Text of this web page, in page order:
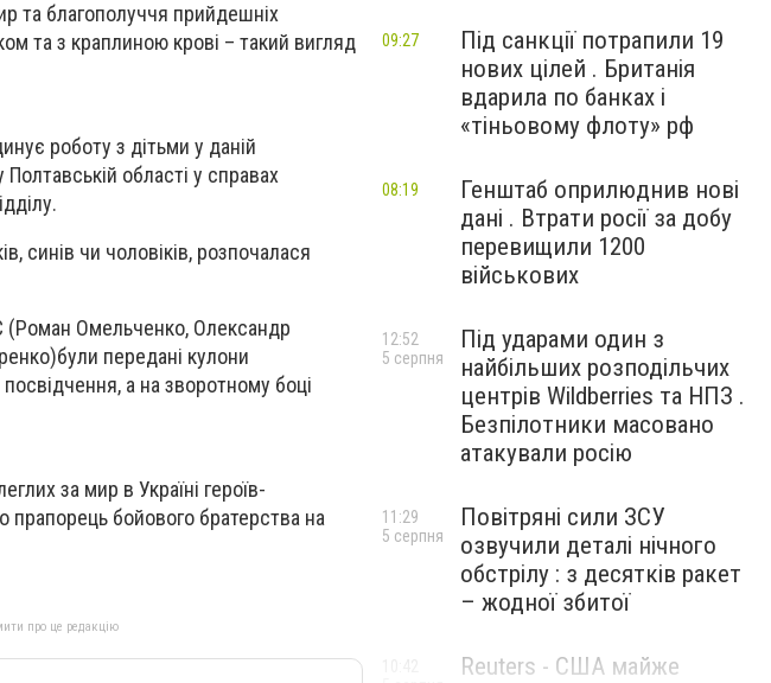
та благополуччя прийдешніх
та з краплиною крові – такий вигляд
роботу з дітьми у даній
Полтавській області у справах
синів чи чоловіків, розпочалася
(Роман Омельченко, Олександр
передані кулони
а на зворотному боці
за мир в Україні героїв-
прапорець бойового братерства на
про це редакцію
Під санкції потрапили 19
нових цілей . Британія
вдарила по банках і
«тіньовому флоту» рф
09:27
Генштаб оприлюднив нові
дані . Втрати росії за добу
перевищили 1200
військових
08:19
Під ударами один з
найбільших розподільчих
центрів Wildberries та НПЗ .
Безпілотники масовано
атакували росію
12:52
5 серпня
Повітряні сили ЗСУ
озвучили деталі нічного
обстрілу : з десятків ракет
– жодної збитої
11:29
5 серпня
Reuters - США майже